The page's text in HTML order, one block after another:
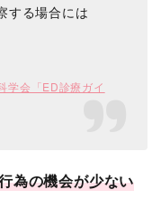
する場合には
学会「ED診療ガイ
為の機会が少ない